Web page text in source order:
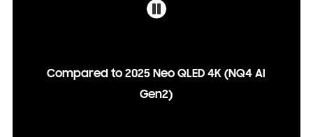
Compared to 2025 Neo QLED 4K (NQ4 AI
Gen2)